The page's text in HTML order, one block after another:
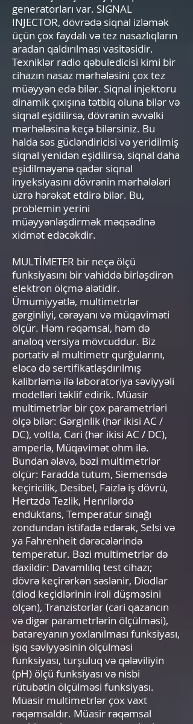
generatorları var. SIGNAL
INJECTOR, dövrədə siqnal izləmək
üçün çox faydalı və tez nasazlıqların
aradan qaldırılması vasitəsidir.
Texniklər radio qəbuledicisi kimi bir
cihazın nasaz mərhələsini çox tez
müəyyən edə bilər. Siqnal injektoru
dinamik çıxışına tətbiq oluna bilər və
siqnal eşidilirsə, dövrənin əvvəlki
mərhələsinə keçə bilərsiniz. Bu
halda səs gücləndiricisi və yeridilmiş
siqnal yenidən eşidilirsə, siqnal daha
eşidilməyənə qədər siqnal
inyeksiyasını dövrənin mərhələləri
üzrə hərəkət etdirə bilər. Bu,
problemin yerini
müəyyənləşdirmək məqsədinə
xidmət edəcəkdir.
MULTİMETER bir neçə ölçü
funksiyasını bir vahiddə birləşdirən
elektron ölçmə alətidir.
Ümumiyyətlə, multimetrlər
gərginliyi, cərəyanı və müqaviməti
ölçür. Həm rəqəmsal, həm də
analoq versiya mövcuddur. Biz
portativ əl multimetr qurğularını,
eləcə də sertifikatlaşdırılmış
kalibrləmə ilə laboratoriya səviyyəli
modelləri təklif edirik. Müasir
multimetrlər bir çox parametrləri
ölçə bilər: Gərginlik (hər ikisi AC /
DC), voltla, Cari (hər ikisi AC / DC),
amperlə, Müqavimət ohm ilə.
Bundan əlavə, bəzi multimetrlər
ölçür: Faradda tutum, Siemensdə
keçiricilik, Desibel, Faizlə iş dövrü,
Hertzdə Tezlik, Henrilərdə
endüktans, Temperatur sınağı
zondundan istifadə edərək, Selsi və
ya Fahrenheit dərəcələrində
temperatur. Bəzi multimetrlər də
daxildir: Davamlılıq test cihazı;
dövrə keçirərkən səslənir, Diodlar
(diod keçidlərinin irəli düşməsini
ölçən), Tranzistorlar (cari qazancın
və digər parametrlərin ölçülməsi),
batareyanın yoxlanılması funksiyası,
işıq səviyyəsinin ölçülməsi
funksiyası, turşuluq və qələviliyin
(pH) ölçü funksiyası və nisbi
rütubətin ölçülməsi funksiyası.
Müasir multimetrlər çox vaxt
rəqəmsaldır. Müasir rəqəmsal